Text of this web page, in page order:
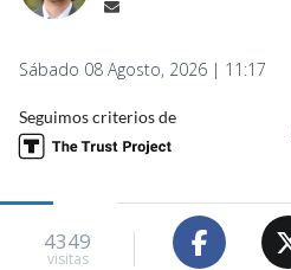
Sábado 08 Agosto, 2026 | 11:17
Seguimos criterios de
4349
visitas